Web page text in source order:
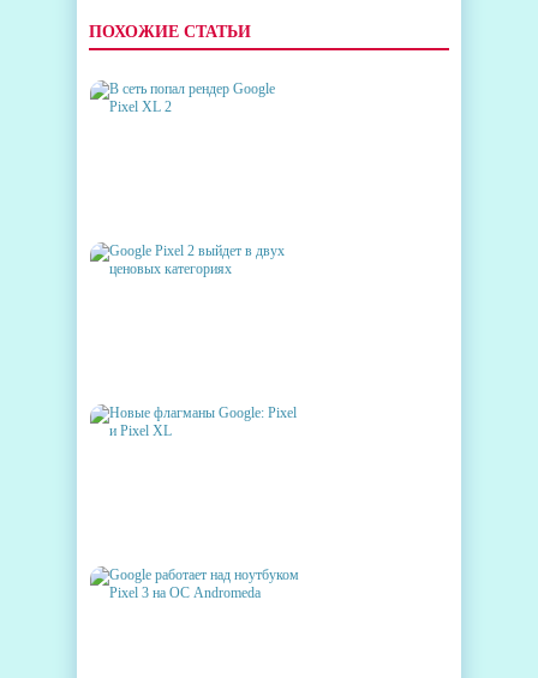
ПОХОЖИЕ СТАТЬИ